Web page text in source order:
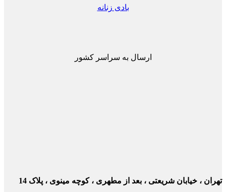
بادی زنانه
ارسال به سراسر کشور
، خیابان شریعتی ، بعد از مطهری ، کوچه مینوی ، پلاک 14